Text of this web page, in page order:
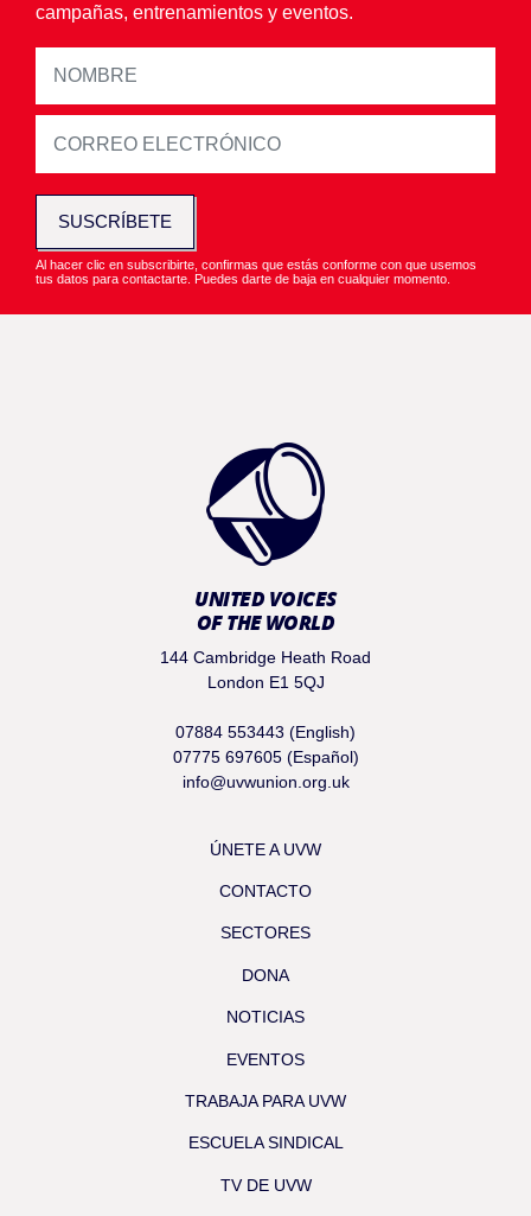
campañas, entrenamientos y eventos.
SUSCRÍBETE
Al hacer clic en subscribirte, confirmas que estás conforme con que usemos
tus datos para contactarte. Puedes darte de baja en cualquier momento.
UNITED VOICES
OF THE WORLD
144 Cambridge Heath Road
London E1 5QJ
07884 553443 (English)
07775 697605 (Español)
info@uvwunion.org.uk
ÚNETE A UVW
CONTACTO
SECTORES
DONA
NOTICIAS
EVENTOS
TRABAJA PARA UVW
ESCUELA SINDICAL
TV DE UVW